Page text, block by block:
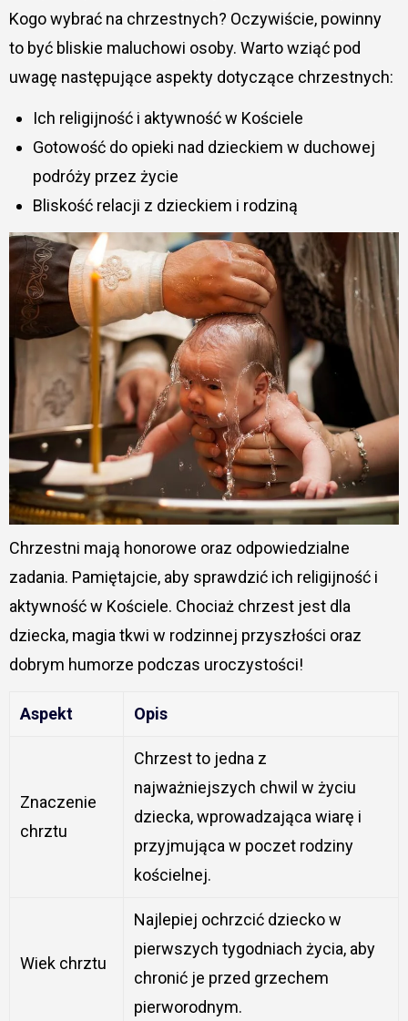
Kogo wybrać na chrzestnych? Oczywiście, powinny
to być bliskie maluchowi osoby. Warto wziąć pod
uwagę następujące aspekty dotyczące chrzestnych:
Ich religijność i aktywność w Kościele
Gotowość do opieki nad dzieckiem w duchowej
podróży przez życie
Bliskość relacji z dzieckiem i rodziną
Chrzestni mają honorowe oraz odpowiedzialne
zadania. Pamiętajcie, aby sprawdzić ich religijność i
aktywność w Kościele. Chociaż chrzest jest dla
dziecka, magia tkwi w rodzinnej przyszłości oraz
dobrym humorze podczas uroczystości!
Aspekt Opis
Znaczenie
chrztu
Chrzest to jedna z
najważniejszych chwil w życiu
dziecka, wprowadzająca wiarę i
przyjmująca w poczet rodziny
kościelnej.
Wiek chrztu
Najlepiej ochrzcić dziecko w
pierwszych tygodniach życia, aby
chronić je przed grzechem
pierworodnym.